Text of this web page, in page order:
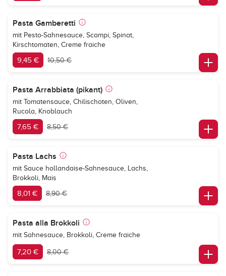
Pasta Gamberetti
mit Pesto-Sahnesauce, Scampi, Spinat,
Kirschtomaten, Creme fraiche
9,45 € 10,50 €
Pasta Arrabbiata (pikant)
mit Tomatensauce, Chilischoten, Oliven,
Rucola, Knoblauch
7,65 € 8,50 €
Pasta Lachs
mit Sauce hollandaise-Sahnesauce, Lachs,
Brokkoli, Mais
8,01 € 8,90 €
Pasta alla Brokkoli
mit Sahnesauce, Brokkoli, Creme fraiche
7,20 € 8,00 €